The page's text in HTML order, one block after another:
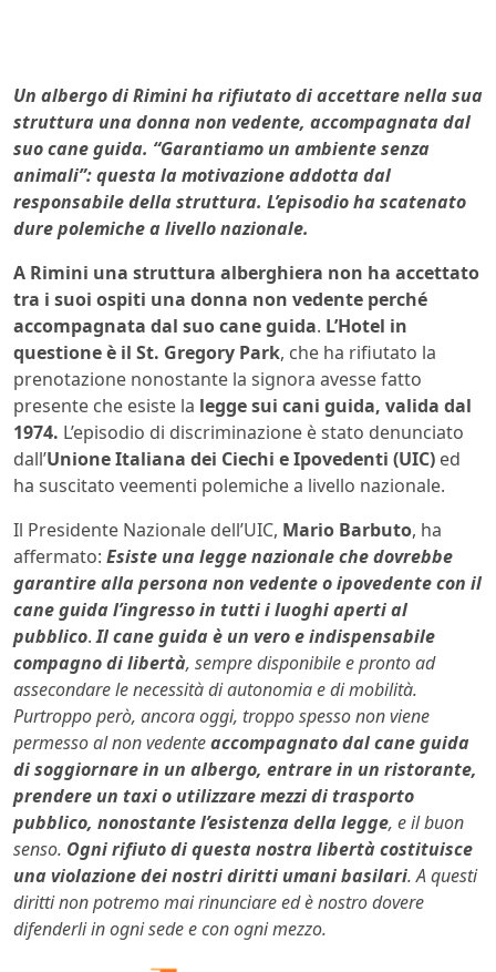
Un albergo di Rimini ha rifiutato di accettare nella sua
struttura una donna non vedente, accompagnata dal
suo cane guida. “Garantiamo un ambiente senza
animali”: questa la motivazione addotta dal
responsabile della struttura. L’episodio ha scatenato
dure polemiche a livello nazionale.
A Rimini una struttura alberghiera non ha accettato
tra i suoi ospiti una donna non vedente perché
accompagnata dal suo cane guida. L’Hotel in
questione è il St. Gregory Park, che ha rifiutato la
prenotazione nonostante la signora avesse fatto
presente che esiste la legge sui cani guida, valida dal
1974. L’episodio di discriminazione è stato denunciato
dall’Unione Italiana dei Ciechi e Ipovedenti (UIC) ed
ha suscitato veementi polemiche a livello nazionale.
Il Presidente Nazionale dell’UIC, Mario Barbuto, ha
affermato: Esiste una legge nazionale che dovrebbe
garantire alla persona non vedente o ipovedente con il
cane guida l’ingresso in tutti i luoghi aperti al
pubblico.Il cane guida è un vero e indispensabile
compagno di libertà, sempre disponibile e pronto ad
assecondare le necessità di autonomia e di mobilità.
Purtroppo però, ancora oggi, troppo spesso non viene
permesso al non vedenteaccompagnato dal cane guida
di soggiornare in un albergo, entrare in un ristorante,
prendere un taxi o utilizzare mezzi di trasporto
pubblico, nonostante l’esistenza della legge, e il buon
senso. Ogni rifiuto di questa nostra libertà costituisce
una violazione dei nostri diritti umani basilari. A questi
diritti non potremo mai rinunciare ed è nostro dovere
difenderli in ogni sede e con ogni mezzo.